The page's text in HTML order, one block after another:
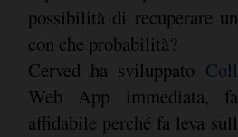
possibilità di recuperare
con che probabilità?
Cerved ha sviluppato
Web App immediata,
affidabile perché fa leva